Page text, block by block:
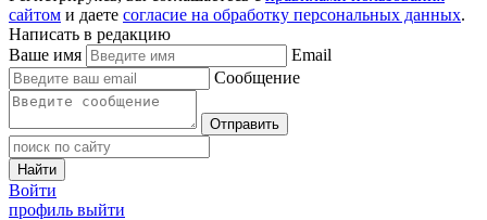
сайтом и даете согласие на обработку персональных данных.
Написать в редакцию
Ваше имя
Email
Сообщение
Отправить
Найти
Войти
профиль выйти